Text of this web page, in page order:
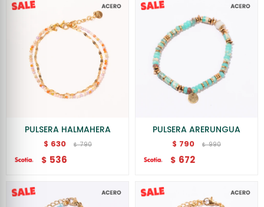
PULSERA HALMAHERA
$ 630 $ 790
$ 536
PULSERA ARERUNGUA
$ 790 $ 990
$ 672